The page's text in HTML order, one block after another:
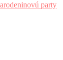
party